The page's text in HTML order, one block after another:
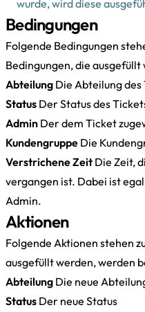
wurde, wird diese
Bedingungen
Folgende Bedingungen
Bedingungen, die
Abteilung Die Abteilung des
Status Der Status des
Admin Der dem Ticket
Kundengruppe Die
Verstrichene Zeit Die Zeit,
vergangen ist. Dabei ist
Admin.
Aktionen
Folgende Aktionen stehen
ausgefüllt werden, werden
Abteilung Die neue
Status Der neue Status